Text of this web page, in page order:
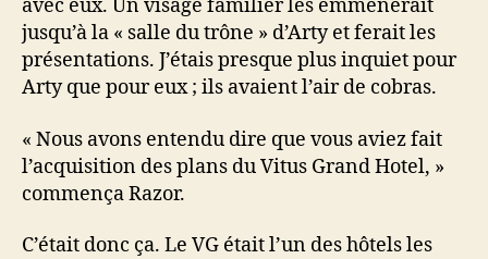
avec eux. Un visage familier les emmènerait
jusqu’à la « salle du trône » d’Arty et ferait les
présentations. J’étais presque plus inquiet pour
Arty que pour eux ; ils avaient l’air de cobras.
« Nous avons entendu dire que vous aviez fait
l’acquisition des plans du Vitus Grand Hotel, »
commença Razor.
C’était donc ça. Le VG était l’un des hôtels les